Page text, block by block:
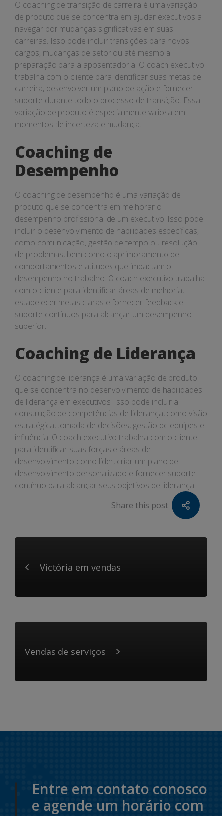
O coaching de transição de carreira é uma variação
de produto que se concentra em ajudar executivos a
navegar por mudanças significativas em suas
carreiras. Isso pode incluir transições para novos
cargos, mudanças de setor ou até mesmo a
preparação para a aposentadoria. O coach executivo
trabalha com o cliente para identificar suas metas de
carreira, desenvolver um plano de ação e fornecer
suporte durante todo o processo de transição. Essa
variação de produto é especialmente valiosa em
momentos de incerteza e mudança.
Coaching de
Desempenho
O coaching de desempenho é uma variação de
produto que se concentra em melhorar o
desempenho profissional de um executivo. Isso pode
incluir o desenvolvimento de habilidades específicas,
como comunicação, gestão de tempo ou resolução
de problemas, bem como o aprimoramento de
comportamentos e atitudes que impactam o
desempenho no trabalho. O coach executivo trabalha
com o cliente para identificar áreas de melhoria,
estabelecer metas claras e fornecer feedback e
suporte contínuos para alcançar um desempenho
superior.
Coaching de Liderança
O coaching de liderança é uma variação de produto
que se concentra no desenvolvimento de habilidades
de liderança em executivos. Isso pode incluir a
construção de competências de liderança, como visão
estratégica, tomada de decisões, gestão de equipes e
influência. O coach executivo trabalha com o cliente
para identificar suas forças e áreas de
desenvolvimento como líder, criar um plano de
desenvolvimento personalizado e fornecer suporte
contínuo para alcançar seus objetivos de liderança.
Share this post
Victória em vendas
Vendas de serviços
Entre em contato conosco
e agende um horário com